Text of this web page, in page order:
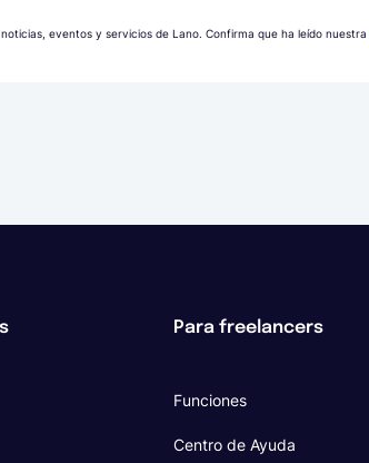
eventos y servicios de Lano. Confirma que ha leído nuestra
Para freelancers
Funciones
Centro de Ayuda